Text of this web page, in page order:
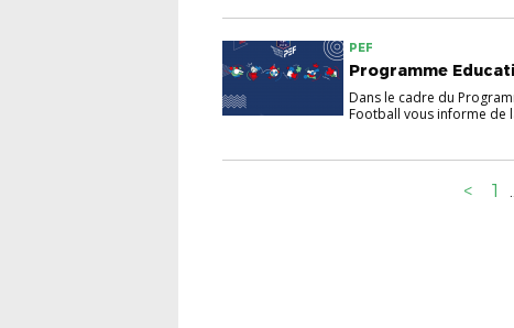
PEF
Programme
Dans le cadre du
Football vous informe de
< 1